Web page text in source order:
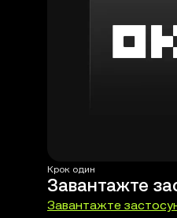
Крок один
Завантажте